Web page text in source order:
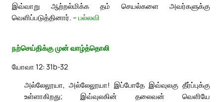
இவ்வாறு ஆற்றல்மிக்க தம் செயல்களை அவர்களுக்கு
வெளிப்படுத்தினார். – பல்லவி
நற்செய்திக்கு முன் வாழ்த்தொலி
யோவா 12: 31b-32
அல்லேலூயா, அல்லேலூயா! இப்போதே இவ்வுலகு தீர்ப்புக்கு
உள்ளாகிறது; இவ்வுலகின் தலைவன் வெளியே